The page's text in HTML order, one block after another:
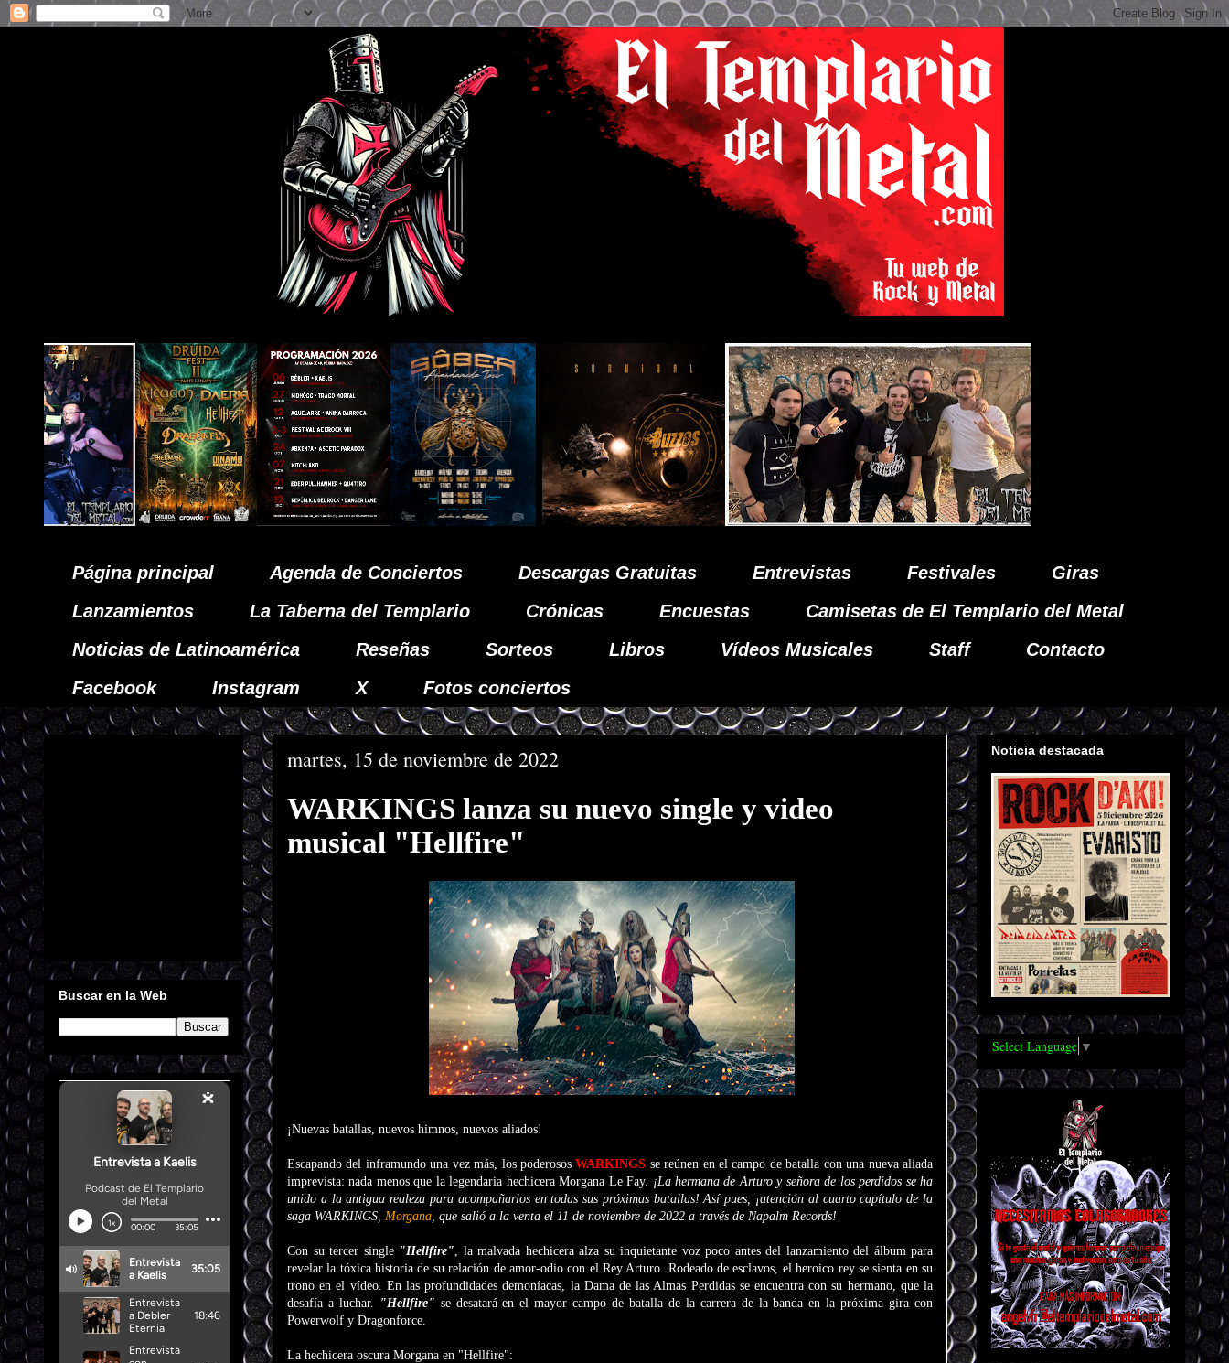
Página principal Agenda de Conciertos Descargas Gratuitas Entrevistas Festivales
Giras
Lanzamientos
La Taberna del Templario Crónicas Encuestas
Camisetas de El Templario del Metal
Noticias de Latinoamérica
Reseñas Sorteos Libros Vídeos Musicales Staff
Contacto
Facebook
Instagram X Fotos conciertos
martes, 15 de noviembre de 2022
WARKINGS lanza su nuevo single y video
musical "Hellfire"
¡Nuevas batallas, nuevos himnos, nuevos aliados!
Escapando del inframundo una vez más, los poderososWARKINGS se reúnen en el campo de batalla con una nueva aliada
imprevista: nada menos que la legendaria hechicera Morgana Le Fay. ¡La hermana de Arturo y señora de los perdidos se ha
unido a la antigua realeza para acompañarlos en todas sus próximas batallas! Así pues, ¡atención al cuarto capítulo de la
saga WARKINGS, Morgana, que salió a la venta el 11 de noviembre de 2022 a través de Napalm Records!
Con su tercer single "Hellfire", la malvada hechicera alza su inquietante voz poco antes del lanzamiento del álbum para
revelar la tóxica historia de su relación de amor-odio con el Rey Arturo. Rodeado de esclavos, el heroico rey se sienta en su
trono en el vídeo. En las profundidades demoníacas, la Dama de las Almas Perdidas se encuentra con su hermano, que la
desafía a luchar. "Hellfire" se desatará en el mayor campo de batalla de la carrera de la banda en la próxima gira con
Powerwolf y Dragonforce.
La hechicera oscura Morgana en "Hellfire":
Buscar en la Web
Noticia destacada
Select Language ▼